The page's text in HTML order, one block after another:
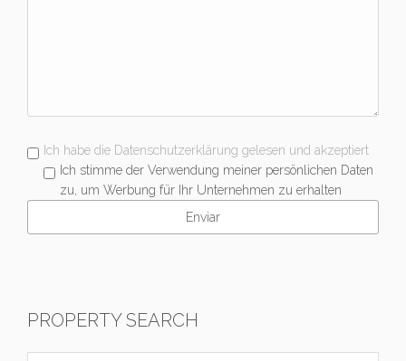
Ich habe die Datenschutzerklärung gelesen und akzeptiert
Ich stimme der Verwendung meiner persönlichen Daten
zu, um Werbung für Ihr Unternehmen zu erhalten
PROPERTY SEARCH